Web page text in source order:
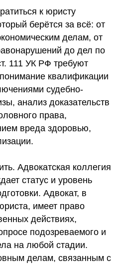
к юристу
берётся за всё: от
делам, от
до дел по
111 УК РФ требуют
квалификации
судебно-
анализ доказательств
права,
вреда здоровью,
Адвокатская коллегия
статус и уровень
Адвокат, в
имеет право
действиях,
подозреваемого и
на любой стадии.
делам, связанным с